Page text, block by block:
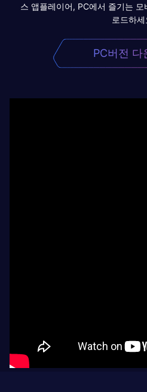
스 앱플레이어, PC에서 즐기는
로드하세
PC버전 다